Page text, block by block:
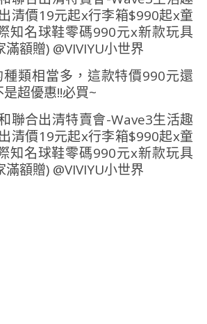
類相當多，這款特價990元還
超優惠!!必買~